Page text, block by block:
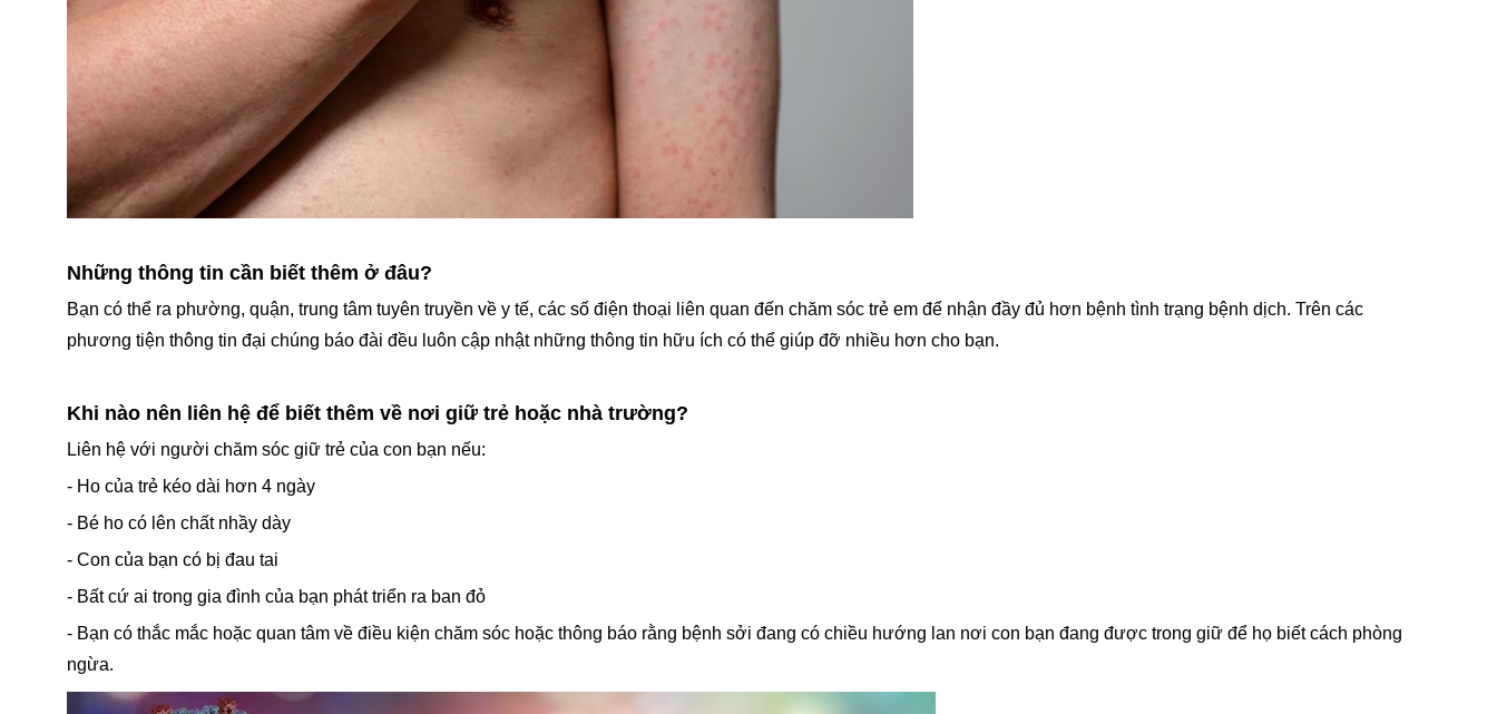
Những thông tin cần biết thêm ở đâu?
Bạn có thể ra phường, quận, trung tâm tuyên truyền về y tế, các số điện thoại liên quan đến chăm sóc trẻ em để nhận đầy đủ hơn bệnh tình trạng bệnh dịch. Trên các
phương tiện thông tin đại chúng báo đài đều luôn cập nhật những thông tin hữu ích có thể giúp đỡ nhiều hơn cho bạn.
Khi nào nên liên hệ để biết thêm về nơi giữ trẻ hoặc nhà trường?
Liên hệ với người chăm sóc giữ trẻ của con bạn nếu:
- Ho của trẻ kéo dài hơn 4 ngày
- Bé ho có lên chất nhầy dày
- Con của bạn có bị đau tai
- Bất cứ ai trong gia đình của bạn phát triển ra ban đỏ
- Bạn có thắc mắc hoặc quan tâm về điều kiện chăm sóc hoặc thông báo rằng bệnh sởi đang có chiều hướng lan nơi con bạn đang được trong giữ để họ biết cách phòng
ngừa.